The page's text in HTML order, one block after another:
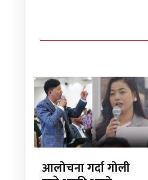
आलोचना गर्दा गोली